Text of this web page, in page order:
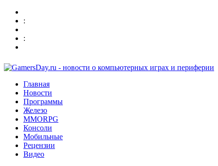
:
:
Главная
Новости
Программы
Железо
MMORPG
Консоли
Мобильные
Рецензии
Видео